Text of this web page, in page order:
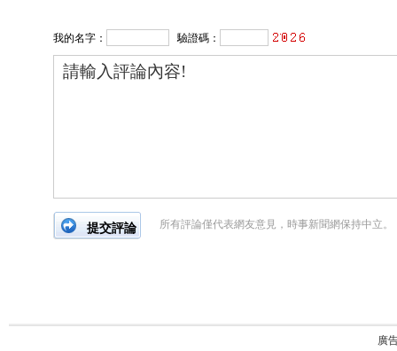
我的名字： 驗證碼：
所有評論僅代表網友意見，時事新聞網保持中立。
廣